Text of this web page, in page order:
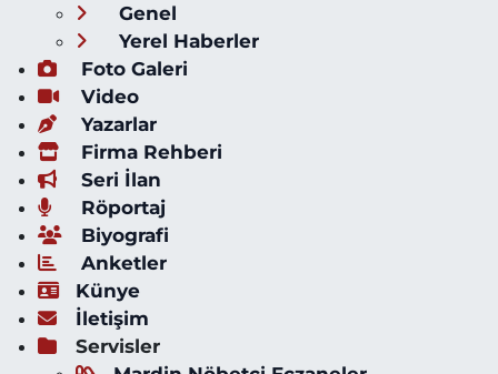
Genel
Yerel Haberler
Foto Galeri
Video
Yazarlar
Firma Rehberi
Seri İlan
Röportaj
Biyografi
Anketler
Künye
İletişim
Servisler